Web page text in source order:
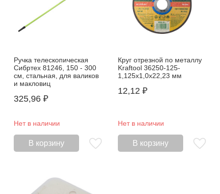
Ручка телескопическая
Сибртех 81246, 150 - 300
см, стальная, для валиков
и макловиц
325,96 ₽
Нет в наличии
В корзину
Круг отрезной по металлу
Kraftool 36250-125-
1,125x1,0x22,23 мм
12,12 ₽
Нет в наличии
В корзину